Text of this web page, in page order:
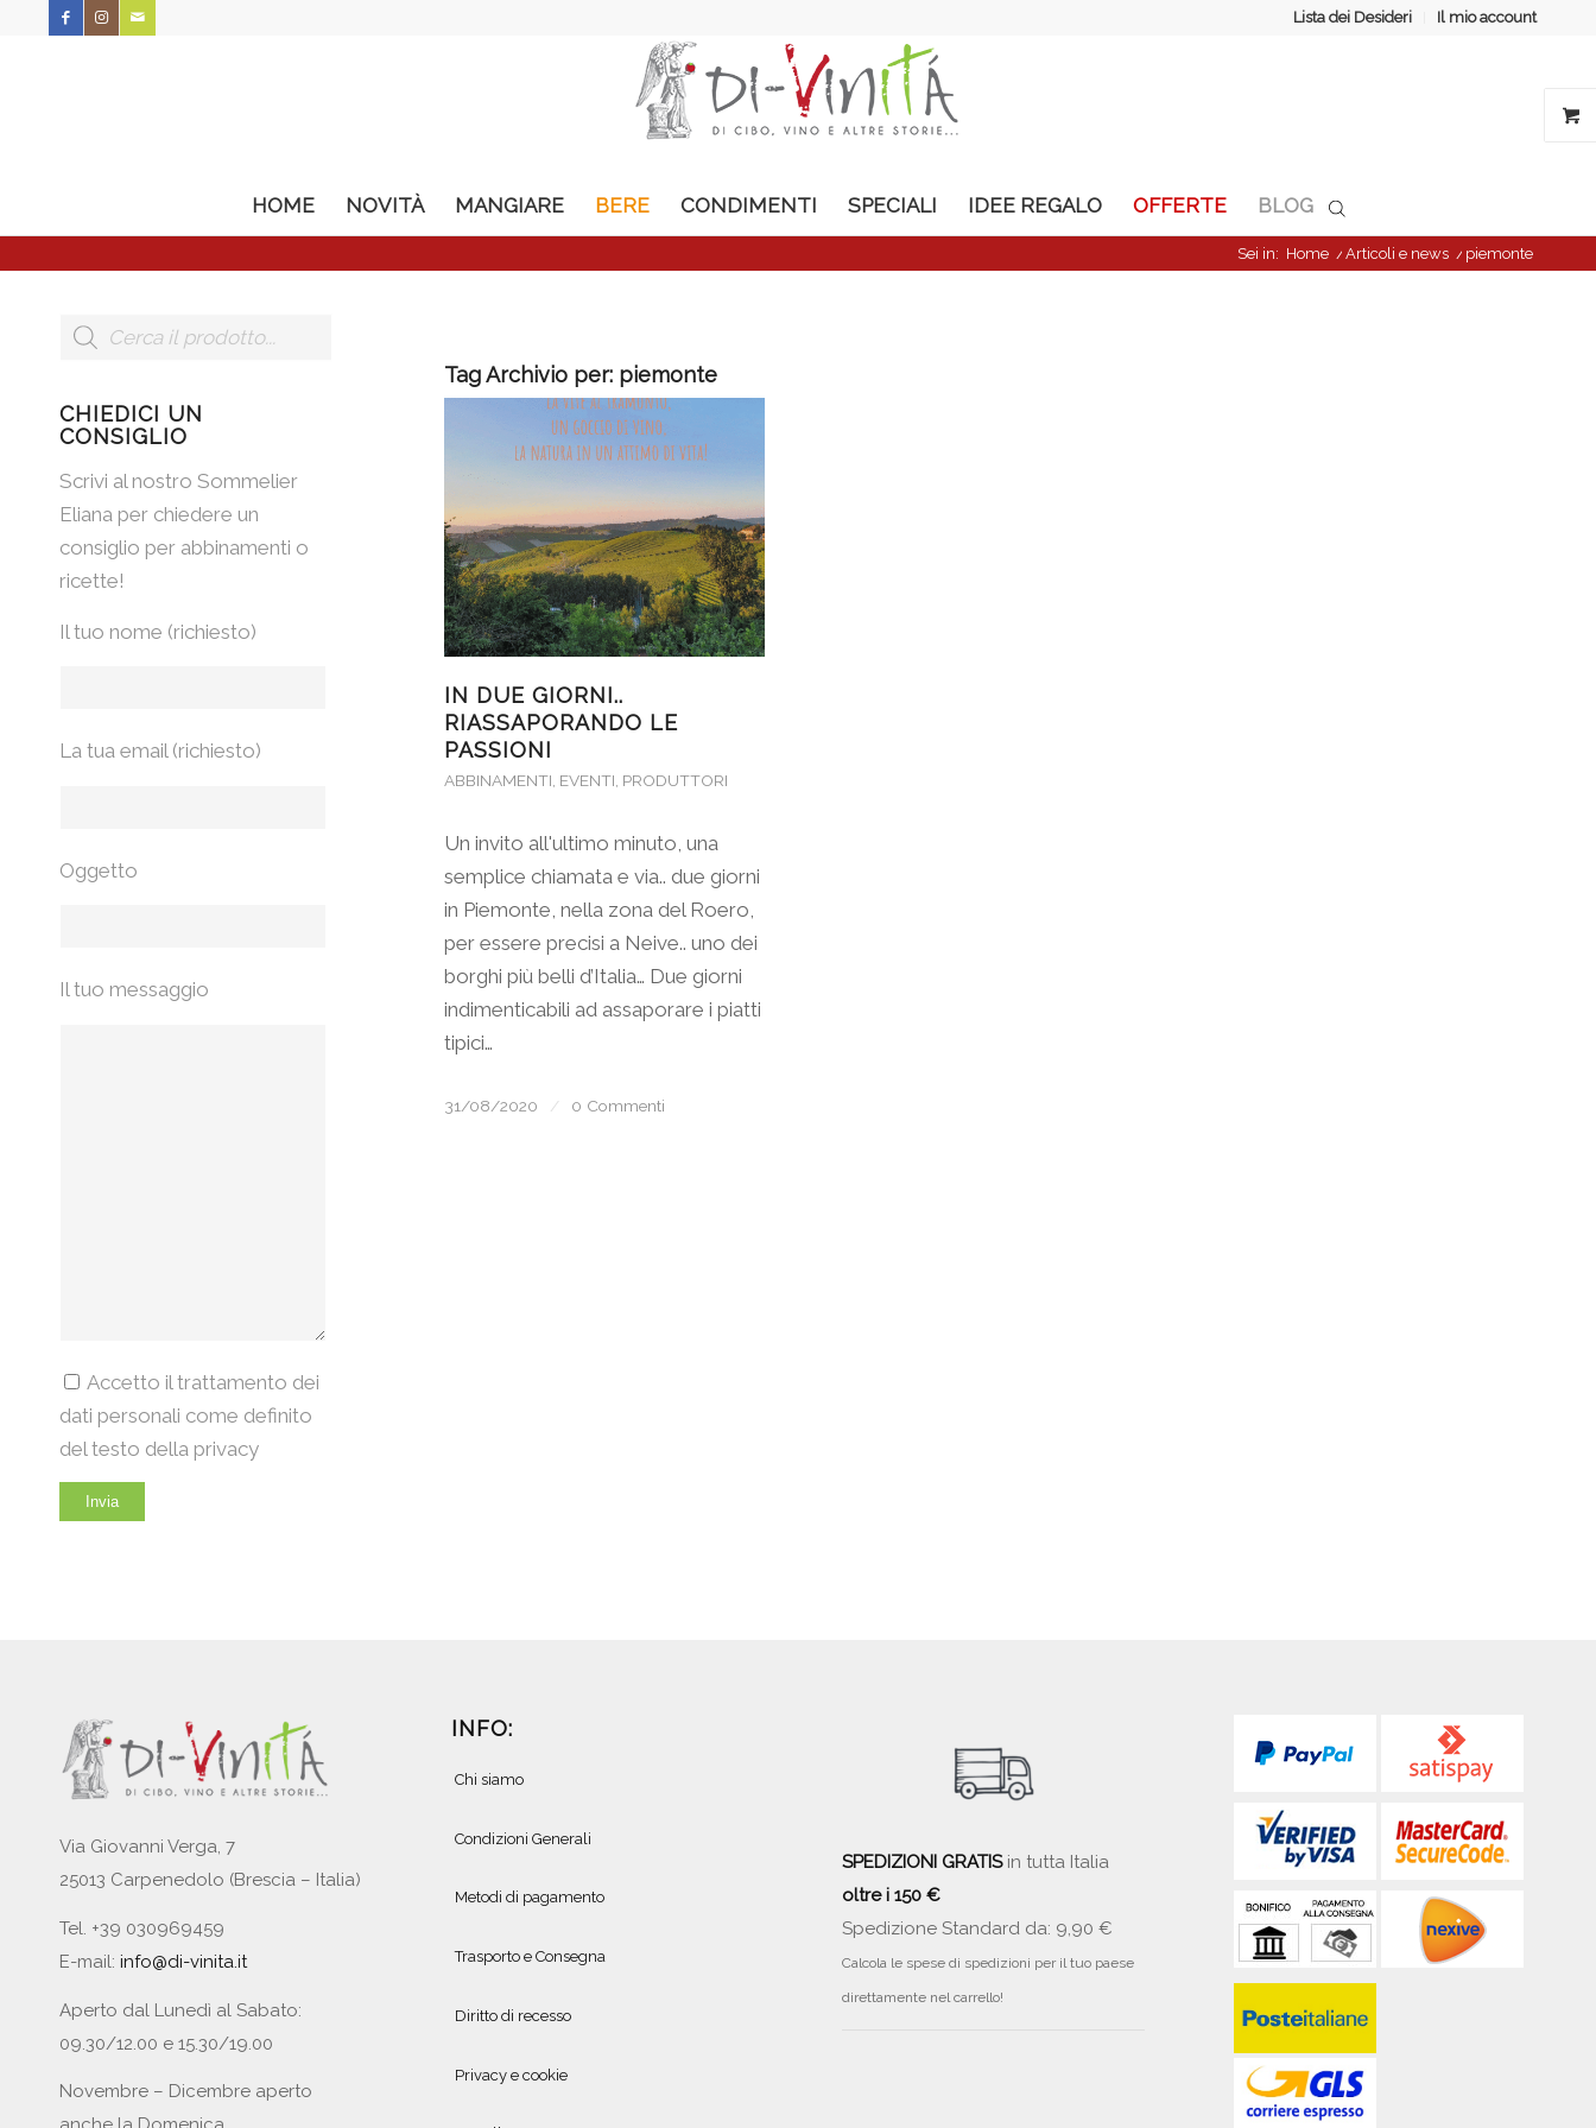
Lista dei Desideri Il mio account
HOME NOVITÀ MANGIARE BERE CONDIMENTI SPECIALI IDEE REGALO OFFERTE BLOG
Sei in: Home / Articoli e news / piemonte
Tag Archivio per: piemonte
IN DUE GIORNI..
RIASSAPORANDO LE
PASSIONI
ABBINAMENTI EVENTI PRODUTTORI
Un invito all'ultimo minuto, una
semplice chiamata e via.. due giorni
in Piemonte, nella zona del Roero,
per essere precisi a Neive.. uno dei
borghi più belli d’Italia… Due giorni
indimenticabili ad assaporare i piatti
tipici…
31/08/2020 / 0 Commenti
CHIEDICI UN
CONSIGLIO
Scrivi al nostro Sommelier
Eliana per chiedere un
consiglio per abbinamenti o
ricette!
Il tuo nome (richiesto)
La tua email (richiesto)
Oggetto
Il tuo messaggio
Accetto il trattamento dei
dati personali come definito
del testo della privacy
Via Giovanni Verga, 7
25013 Carpenedolo (Brescia – Italia)
Tel. +39 030969459
E-mail: info@di-vinita.it
Aperto dal Lunedì al Sabato:
09.30/12.00 e 15.30/19.00
Novembre – Dicembre aperto
INFO:
Chi siamo
Condizioni Generali
Metodi di pagamento
Trasporto e Consegna
Diritto di recesso
Privacy e cookie
SPEDIZIONI GRATISin tutta Italia
oltre i 150 €
Spedizione Standard da: 9,90 €
Calcola le spese di spedizioni per il tuo paese
direttamente nel carrello!